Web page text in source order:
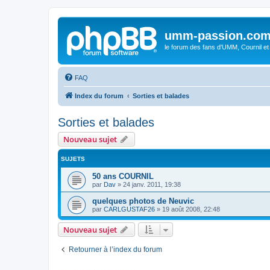
umm-passion.com
le forum des fans d'UMM, Cournil et
FAQ
Index du forum Sorties et balades
Sorties et balades
Nouveau sujet
SUJETS
50 ans COURNIL
par Dav » 24 janv. 2011, 19:38
quelques photos de Neuvic
par CARLGUSTAF26 » 19 août 2008, 22:48
Nouveau sujet
Retourner à l’index du forum